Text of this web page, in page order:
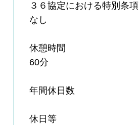
３６協定における特別条項
なし
休憩時間
60分
年間休日数
休日等